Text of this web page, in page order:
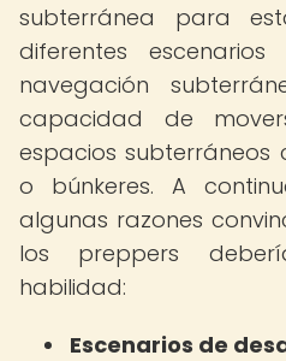
subterránea para
diferentes
navegación
capacidad de
espacios subterráneos
o búnkeres. A
algunas razones
los preppers
habilidad:
Escenarios de